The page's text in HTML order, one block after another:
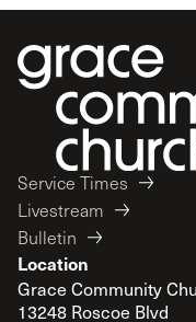
Service Times
Livestream
Bulletin
Location
Grace Community
13248 Roscoe Blvd